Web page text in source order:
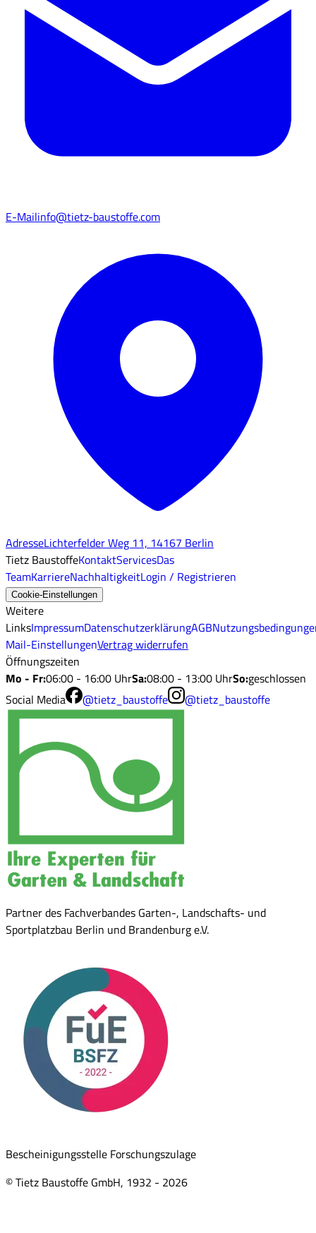
E-Mailinfo@tietz-baustoffe.com
AdresseLichterfelder Weg 11, 14167 Berlin
Tietz BaustoffeKontaktServicesDas
TeamKarriereNachhaltigkeitLogin / Registrieren
Cookie-Einstellungen
Weitere
LinksImpressumDatenschutzerklärungAGB
Mail-EinstellungenVertrag widerrufen
Öffnungszeiten
Mo - Fr:06:00 - 16:00 UhrSa:08:00 - 13:00 UhrSo:geschlossen
Social Media
@tietz_baustoffe @tietz_baustoffe
Partner des Fachverbandes Garten-, Landschafts- und
Sportplatzbau Berlin und Brandenburg e.V.
Bescheinigungsstelle Forschungszulage
© Tietz Baustoffe GmbH, 1932 - 2026